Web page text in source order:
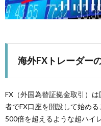
海外FXトレーダー
FX（外国為替証拠金取引）
者でFX口座を開設して始め
500倍を超えるような超ハイ